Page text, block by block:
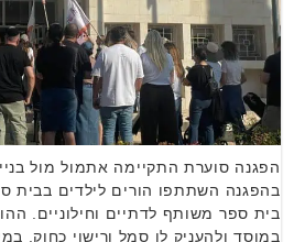
הפגנה סוערת התקיימה אתמול מול בניין
בהפגנה השתתפו הורים לילדים בבית
בית ספר משותף לדתיים וחילוניים.
במוסד ולהעניק לו סמל ורישוי כחוק.